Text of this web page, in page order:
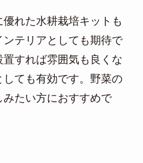
れた水耕栽培キットも
テリアとしても期待で
すれば雰囲気も良くな
しても有効です。野菜の
たい方におすすめで